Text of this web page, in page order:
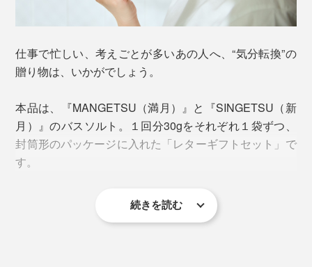
仕事で忙しい、考えごとが多いあの人へ、“気分転換”の
贈り物は、いかがでしょう。
本品は、『MANGETSU（満月）』と『SINGETSU（新
月）』のバスソルト。１回分30gをそれぞれ１袋ずつ、
封筒形のパッケージに入れた「レターギフトセット」で
す。
続きを読む